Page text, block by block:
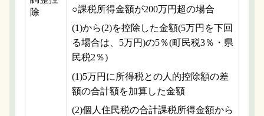
除
○課税所得金額が200万円超の場合
(1)から(2)を控除した金額(5万円を下回
る場合は、5万円)の5％(町民税3％・県
民税2％)
(1)5万円に所得税との人的控除額の差
額の合計額を加算した金額
(2)個人住民税の合計課税所得金額から